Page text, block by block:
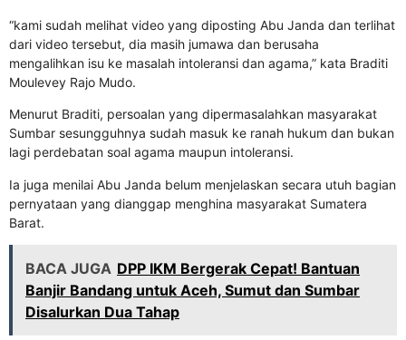
“kami sudah melihat video yang diposting Abu Janda dan terlihat
dari video tersebut, dia masih jumawa dan berusaha
mengalihkan isu ke masalah intoleransi dan agama,” kata Braditi
Moulevey Rajo Mudo.
Menurut Braditi, persoalan yang dipermasalahkan masyarakat
Sumbar sesungguhnya sudah masuk ke ranah hukum dan bukan
lagi perdebatan soal agama maupun intoleransi.
Ia juga menilai Abu Janda belum menjelaskan secara utuh bagian
pernyataan yang dianggap menghina masyarakat Sumatera
Barat.
BACA JUGA DPP IKM Bergerak Cepat! Bantuan
Banjir Bandang untuk Aceh, Sumut dan Sumbar
Disalurkan Dua Tahap